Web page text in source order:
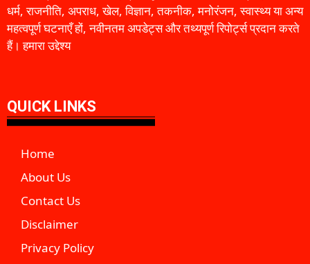
धर्म, राजनीति, अपराध, खेल, विज्ञान, तकनीक, मनोरंजन, स्वास्थ्य या अन्य
महत्वपूर्ण घटनाएँ हों, नवीनतम अपडेट्स और तथ्यपूर्ण रिपोर्ट्स प्रदान करते
हैं। हमारा उद्देश्य
QUICK LINKS
Home
About Us
Contact Us
Disclaimer
Privacy Policy